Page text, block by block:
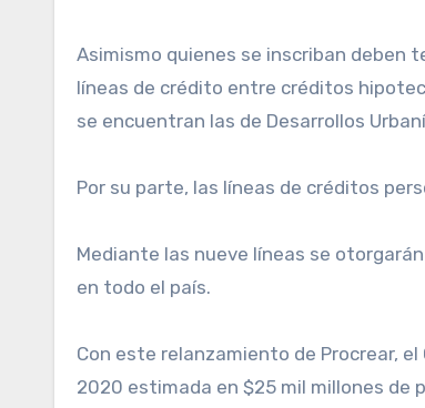
Asimismo quienes se inscriban deben
líneas de crédito entre créditos
se encuentran las de Desarrollos
Por su parte, las líneas de créditos
Mediante las nueve líneas se
en todo el país.
Con este relanzamiento de Procrear,
2020 estimada en $25 mil millones de